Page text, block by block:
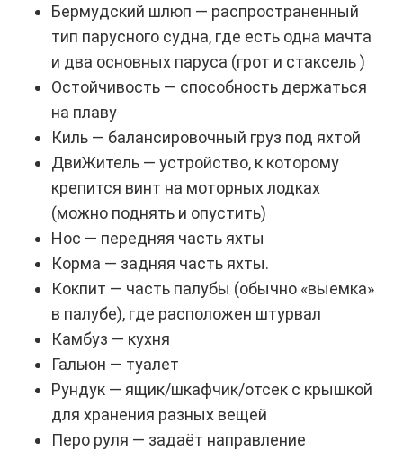
Бермудский шлюп — распространенный
тип парусного судна, где есть одна мачта
и два основных паруса (грот и стаксель )
Остойчивость — способность держаться
на плаву
Киль — балансировочный груз под яхтой
ДвиЖитель — устройство, к которому
крепится винт на моторных лодках
(можно поднять и опустить)
Нос — передняя часть яхты
Корма — задняя часть яхты.
Кокпит — часть палубы (обычно «выемка»
в палубе), где расположен штурвал
Камбуз — кухня
Гальюн — туалет
Рундук — ящик/шкафчик/отсек с крышкой
для хранения разных вещей
Перо руля — задаёт направление